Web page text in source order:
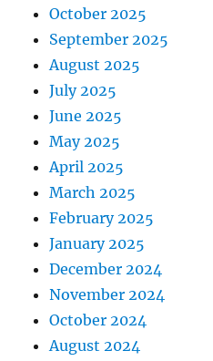
October 2025
September 2025
August 2025
July 2025
June 2025
May 2025
April 2025
March 2025
February 2025
January 2025
December 2024
November 2024
October 2024
August 2024